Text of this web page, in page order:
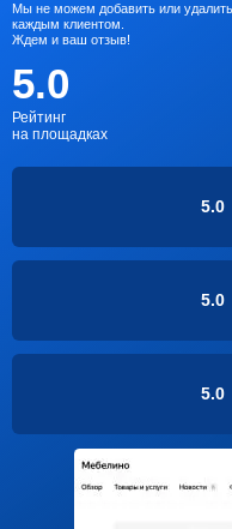
Мы не можем добавить или
каждым клиентом.
Ждем и ваш отзыв!
5.0
Рейтинг
на площадках
5.0
5.0
5.0